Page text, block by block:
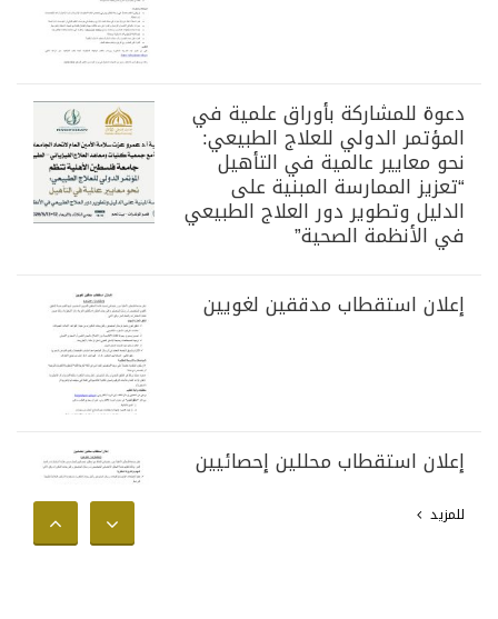
دعوة للمشاركة بأوراق علمية في
المؤتمر الدولي للعلاج الطبيعي:
نحو معايير عالمية في التأهيل
“تعزيز الممارسة المبنية على
الدليل وتطوير دور العلاج الطبيعي
في الأنظمة الصحية”
إعلان استقطاب مدققين لغويين
إعلان استقطاب محللين إحصائيين
للمزيد